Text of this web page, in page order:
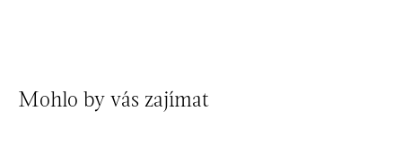
Mohlo by vás zajímat